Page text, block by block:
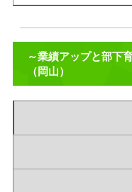
～業績アップと部下
（岡山）